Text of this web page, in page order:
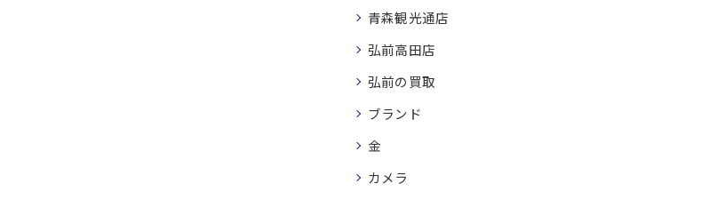
青森観光通店
弘前高田店
弘前の買取
ブランド
金
カメラ